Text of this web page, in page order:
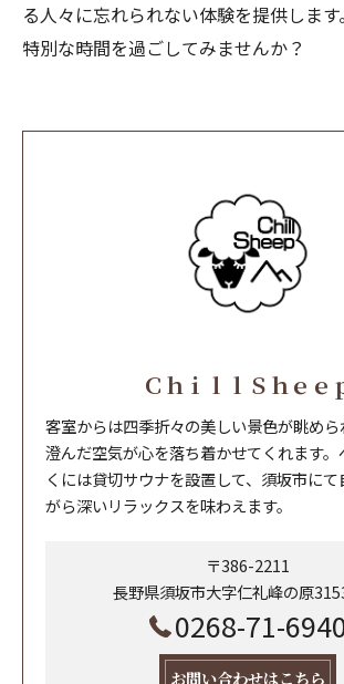
る人々に忘れられない体験を提供しま
特別な時間を過ごしてみませんか？
ＣｈｉｌｌＳｈｅｅ
客室からは四季折々の美しい景色が眺め
澄んだ空気が心を落ち着かせてくれます
くには貸切サウナを設置して、須坂市に
がら深いリラックスを味わえます。
〒386-2211
長野県須坂市大字仁礼峰の原
0268-71-
お問い合わせはこちら